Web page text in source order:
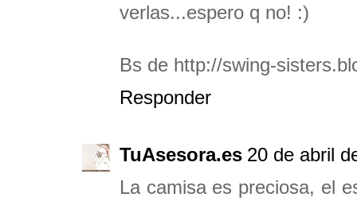
verlas...espero q no! :)
Bs de http://swing-
Responder
TuAsesora.es 20 de abril
La camisa es preciosa, el